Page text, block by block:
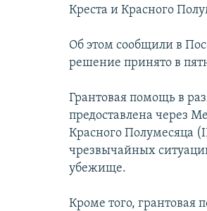
Креста и Красного
Об этом сообщили в
решение принято в
Грантовая помощь в
предоставлена через
Красного Полумесяца
чрезвычайных
убежище.
Кроме того, грантовая